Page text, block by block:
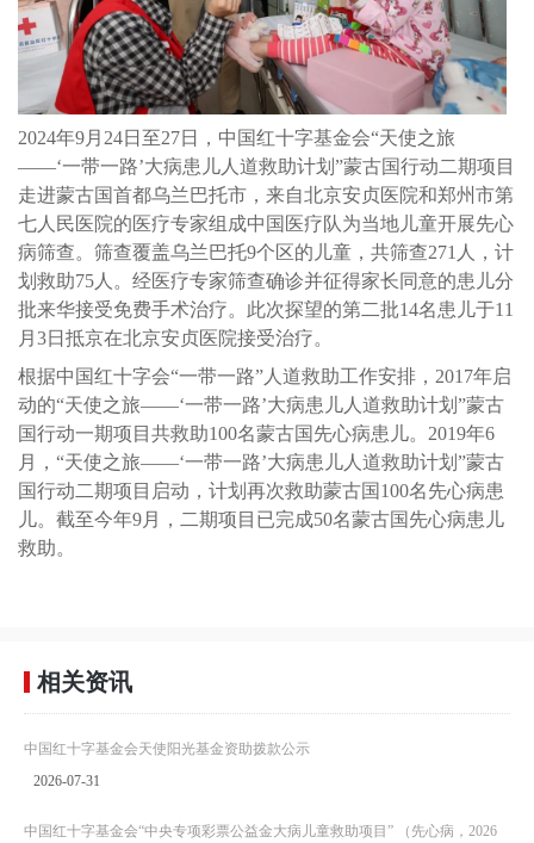
2024年9月24日至27日，中国红十字基金会“天使之旅
——‘一带一路’大病患儿人道救助计划”蒙古国行动二期项目
走进蒙古国首都乌兰巴托市，来自北京安贞医院和郑州市第
七人民医院的医疗专家组成中国医疗队为当地儿童开展先心
病筛查。筛查覆盖乌兰巴托9个区的儿童，共筛查271人，计
划救助75人。经医疗专家筛查确诊并征得家长同意的患儿分
批来华接受免费手术治疗。此次探望的第二批14名患儿于11
月3日抵京在北京安贞医院接受治疗。
根据中国红十字会“一带一路”人道救助工作安排，2017年启
动的“天使之旅——‘一带一路’大病患儿人道救助计划”蒙古
国行动一期项目共救助100名蒙古国先心病患儿。2019年6
月，“天使之旅——‘一带一路’大病患儿人道救助计划”蒙古
国行动二期项目启动，计划再次救助蒙古国100名先心病患
儿。截至今年9月，二期项目已完成50名蒙古国先心病患儿
救助。
相关资讯
中国红十字基金会天使阳光基金资助拨款公示
2026-07-31
中国红十字基金会“中央专项彩票公益金大病儿童救助项目” （先心病，2026